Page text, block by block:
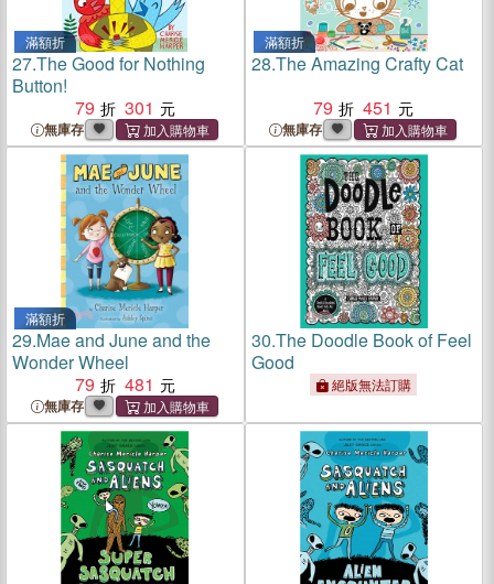
滿額折
27.The Good for Nothing
Button!
79
301
無庫存
滿額折
28.The Amazing Crafty Cat
79
451
無庫存
滿額折
29.Mae and June and the
Wonder Wheel
79
481
無庫存
30.The Doodle Book of Feel
Good
絕版無法訂購